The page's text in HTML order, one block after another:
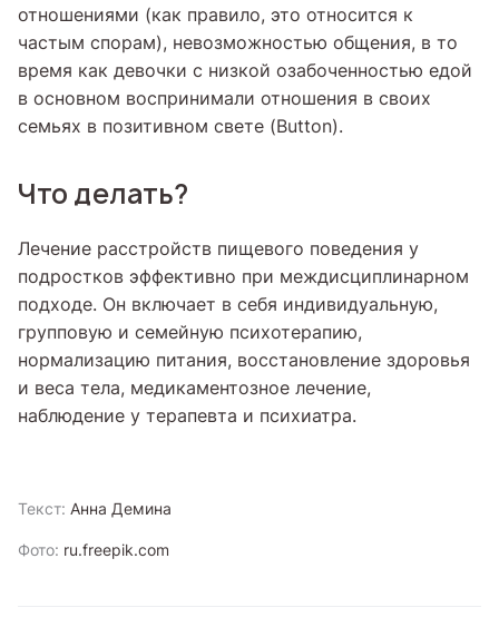
отношениями (как правило, это относится к
частым спорам), невозможностью общения, в то
время как девочки с низкой озабоченностью едой
в основном воспринимали отношения в своих
семьях в позитивном свете (Button).
Что делать?
Лечение расстройств пищевого поведения у
подростков эффективно при междисциплинарном
подходе. Он включает в себя индивидуальную,
групповую и семейную психотерапию,
нормализацию питания, восстановление здоровья
и веса тела, медикаментозное лечение,
наблюдение у терапевта и психиатра.
Текст: Анна Демина
Фото: ru.freepik.com